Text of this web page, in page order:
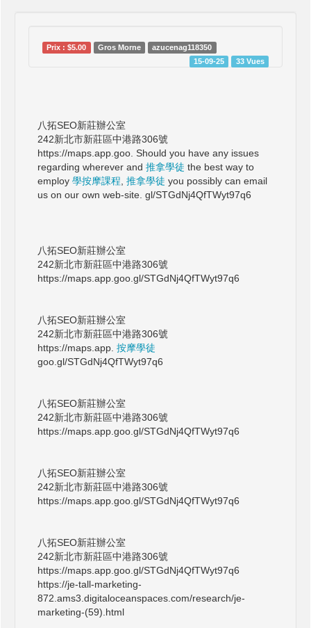
Prix : $5.00 Gros Morne
azucenag118350
15-09-25
33 Vues
八拓SEO新莊辦公室
242新北市新莊區中港路306號
https://maps.app.goo. Should you have any issues
regarding wherever and 推拿學徒 the best way to
employ 學按摩課程 推拿學徒 you possibly can email
us on our own web-site. gl/STGdNj4QfTWyt97q6
八拓SEO新莊辦公室
242新北市新莊區中港路306號
https://maps.app.goo.gl/STGdNj4QfTWyt97q6
八拓SEO新莊辦公室
242新北市新莊區中港路306號
https://maps.app. 按摩學徒
goo.gl/STGdNj4QfTWyt97q6
八拓SEO新莊辦公室
242新北市新莊區中港路306號
https://maps.app.goo.gl/STGdNj4QfTWyt97q6
八拓SEO新莊辦公室
242新北市新莊區中港路306號
https://maps.app.goo.gl/STGdNj4QfTWyt97q6
八拓SEO新莊辦公室
242新北市新莊區中港路306號
https://maps.app.goo.gl/STGdNj4QfTWyt97q6
https://je-tall-marketing-
872.ams3.digitaloceanspaces.com/research/je-
marketing-(59).html